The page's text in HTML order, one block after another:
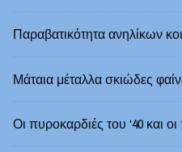
Παραβατικότητα ανηλίκων
Μάταια μέταλλα σκιώδες
Οι πυροκαρδιές του ‘40 και